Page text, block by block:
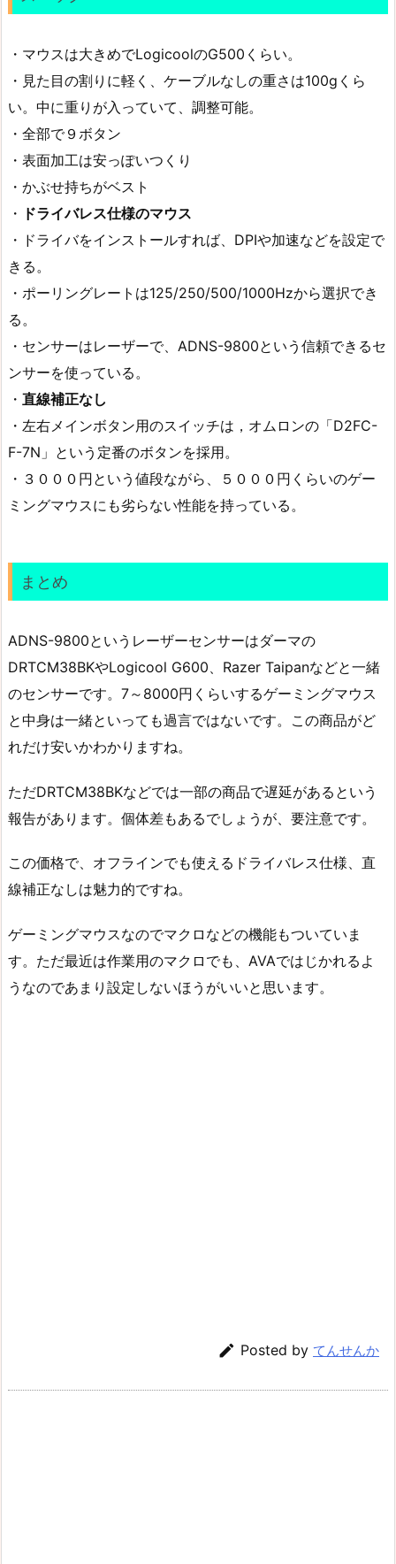
・マウスは大きめでLogicoolのG500くらい。
・見た目の割りに軽く、ケーブルなしの重さは100gくら
い。中に重りが入っていて、調整可能。
・全部で９ボタン
・表面加工は安っぽいつくり
・かぶせ持ちがベスト
・ ドライバレス仕様のマウス
・ドライバをインストールすれば、DPIや加速などを設定で
きる。
・ポーリングレートは125/250/500/1000Hzから選択でき
る。
・センサーはレーザーで、ADNS-9800という信頼できるセ
ンサーを使っている。
・ 直線補正なし
・左右メインボタン用のスイッチは，オムロンの「D2FC-
F-7N」という定番のボタンを採用。
・３０００円という値段ながら、５０００円くらいのゲー
ミングマウスにも劣らない性能を持っている。
まとめ
ADNS-9800というレーザーセンサーはダーマの
DRTCM38BKやLogicool G600、Razer Taipanなどと一緒
のセンサーです。7～8000円くらいするゲーミングマウス
と中身は一緒といっても過言ではないです。この商品がど
れだけ安いかわかりますね。
ただDRTCM38BKなどでは一部の商品で遅延があるという
報告があります。個体差もあるでしょうが、要注意です。
この価格で、オフラインでも使えるドライバレス仕様、直
線補正なしは魅力的ですね。
ゲーミングマウスなのでマクロなどの機能もついていま
す。ただ最近は作業用のマクロでも、AVAではじかれるよ
うなのであまり設定しないほうがいいと思います。
 Posted by てんせんか